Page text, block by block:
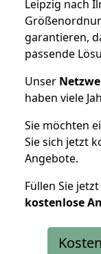
Leipzig nach
garantieren,
passende
Unser
haben viele
Sie möchten
Sie sich jetzt
Angebote.
Füllen Sie
kostenlose